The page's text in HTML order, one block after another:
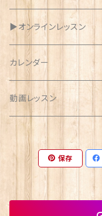
▶︎オンラインレッスン
カレンダー
動画レッスン
保存